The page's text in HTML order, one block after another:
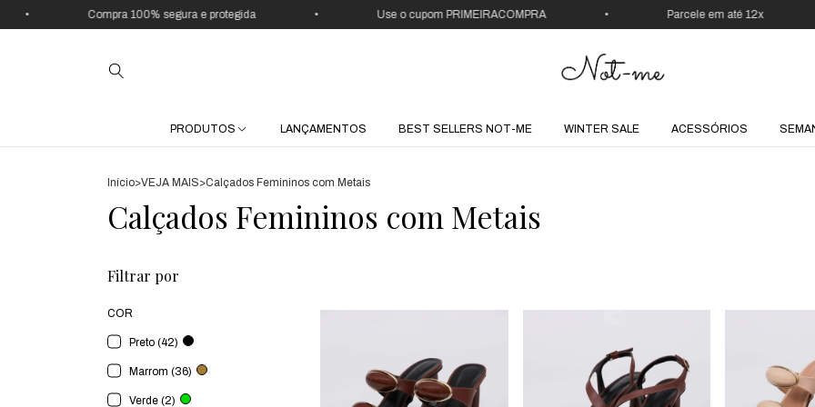
Compra 100% segura e protegida Use o cupom PRIMEIRACOMPRA Parcele em até 12x
PRODUTOS LANÇAMENTOS BEST SELLERS NOT-ME WINTER SALE ACESSÓRIOS
Início>VEJA MAIS>Calçados Femininos com Metais
Calçados Femininos com Metais
Filtrar por
COR
Preto (42)
Marrom (36)
Verde (2)